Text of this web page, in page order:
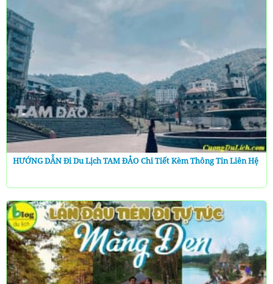
HƯỚNG DẪN Đi Du Lịch TAM ĐẢO Chi Tiết Kèm Thông Tin Liên Hệ